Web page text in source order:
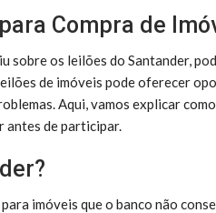
Compra de
sobre os leilões do Santander,
de imóveis pode oferecer
Aqui, vamos explicar
antes de participar.
imóveis que o banco não